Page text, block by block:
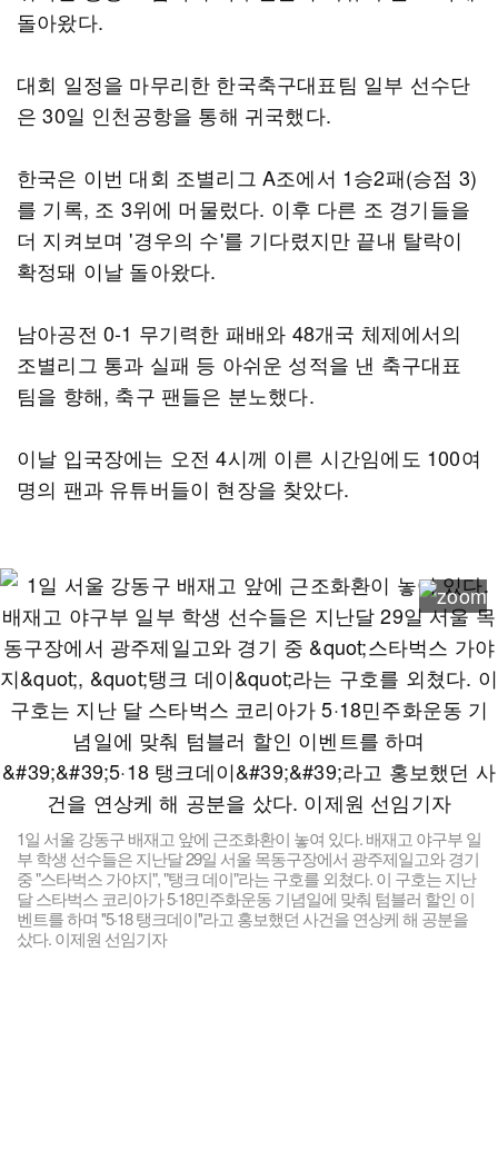
돌아왔다.
대회 일정을 마무리한 한국축구대표팀 일부 선수단
은 30일 인천공항을 통해 귀국했다.
한국은 이번 대회 조별리그 A조에서 1승2패(승점 3)
를 기록, 조 3위에 머물렀다. 이후 다른 조 경기들을
더 지켜보며 '경우의 수'를 기다렸지만 끝내 탈락이
확정돼 이날 돌아왔다.
남아공전 0-1 무기력한 패배와 48개국 체제에서의
조별리그 통과 실패 등 아쉬운 성적을 낸 축구대표
팀을 향해, 축구 팬들은 분노했다.
이날 입국장에는 오전 4시께 이른 시간임에도 100여
명의 팬과 유튜버들이 현장을 찾았다.
1일 서울 강동구 배재고 앞에 근조화환이 놓여 있다. 배재고 야구부 일
부 학생 선수들은 지난달 29일 서울 목동구장에서 광주제일고와 경기
중 "스타벅스 가야지", "탱크 데이"라는 구호를 외쳤다. 이 구호는 지난
달 스타벅스 코리아가 5·18민주화운동 기념일에 맞춰 텀블러 할인 이
벤트를 하며 ''5·18 탱크데이''라고 홍보했던 사건을 연상케 해 공분을
샀다. 이제원 선임기자